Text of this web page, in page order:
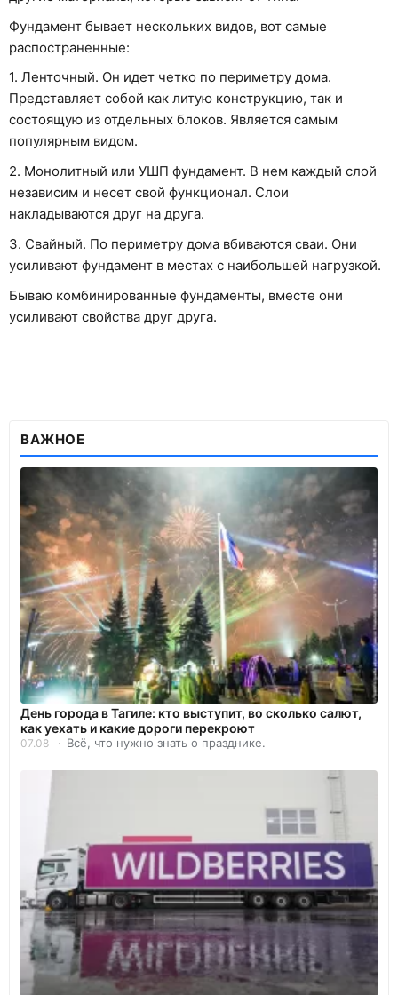
Фундамент бывает нескольких видов, вот самые
распостраненные:
1. Ленточный. Он идет четко по периметру дома.
Представляет собой как литую конструкцию, так и
состоящую из отдельных блоков. Является самым
популярным видом.
2. Монолитный или УШП фундамент. В нем каждый слой
независим и несет свой функционал. Слои
накладываются друг на друга.
3. Свайный. По периметру дома вбиваются сваи. Они
усиливают фундамент в местах с наибольшей нагрузкой.
Бываю комбинированные фундаменты, вместе они
усиливают свойства друг друга.
ВАЖНОЕ
День города в Тагиле: кто выступит, во сколько салют,
как уехать и какие дороги перекроют
07.08 Всё, что нужно знать о празднике.